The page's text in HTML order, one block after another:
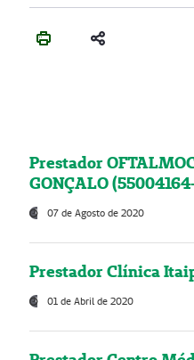
Prestador
GONÇALO
07 de Agosto de 2020
Prestador Clínica
01 de Abril de 2020